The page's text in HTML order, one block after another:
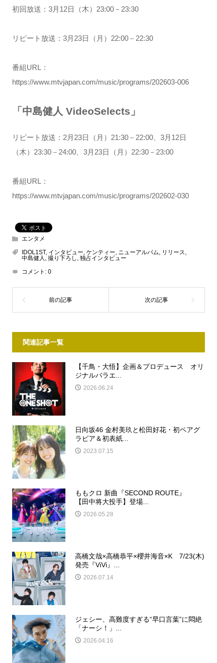
初回放送：3月12日（木）23:00－23:30
リピート放送：3月23日（月）22:00－22:30
番組URL：
https://www.mtvjapan.com/music/programs/202603-006
「中島健人 VideoSelects」
リピート放送：2月23日（月）21:30－22:00、3月12日
（木）23:30－24:00、3月23日（月）22:30－23:00
番組URL：
https://www.mtvjapan.com/music/programs/202602-030
エンタメ
IDOL1ST, インタビュー ケンティー ニューアルバム リリース
中島健人
撮り下ろし 独占インタビュー
コメント: 0
関連記事一覧
【千鳥・大悟】企画＆プロデュース オリ
ジナルバラエ...
2026.06.24
日向坂46 金村美玖と松田好花・初ペアグ
ラビア＆初表紙...
2023.07.15
ももクロ 新曲『SECOND ROUTE』
【田中将大投手】登場...
2026.05.28
高橋文哉×高橋恭平×櫻井海音×K 7/23(木)
発売『ViVi』...
2026.07.14
ジェシー、高難度すぎる“早口言葉”に悶絶
「ナーシ！」...
2026.04.16